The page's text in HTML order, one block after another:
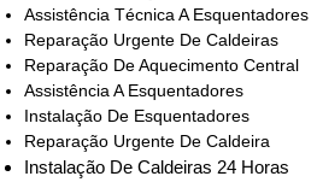
Assistência Técnica A Esquentadores
Reparação Urgente De Caldeiras
Reparação De Aquecimento Central
Assistência A Esquentadores
Instalação De Esquentadores
Reparação Urgente De Caldeira
Instalação De Caldeiras 24 Horas